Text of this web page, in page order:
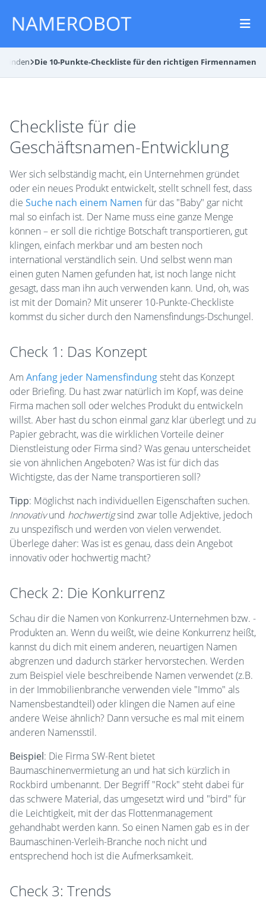
finden Die 10-Punkte-Checkliste für den richtigen Firmennamen
Checkliste für die
Geschäftsnamen-Entwicklung
Wer sich selbständig macht, ein Unternehmen gründet
oder ein neues Produkt entwickelt, stellt schnell fest, dass
die Suche nach einem Namen für das "Baby" gar nicht
mal so einfach ist. Der Name muss eine ganze Menge
können – er soll die richtige Botschaft transportieren, gut
klingen, einfach merkbar und am besten noch
international verständlich sein. Und selbst wenn man
einen guten Namen gefunden hat, ist noch lange nicht
gesagt, dass man ihn auch verwenden kann. Und, oh, was
ist mit der Domain? Mit unserer 10-Punkte-Checkliste
kommst du sicher durch den Namensfindungs-Dschungel.
Check 1: Das Konzept
Am Anfang jeder Namensfindungsteht das Konzept
oder Briefing. Du hast zwar natürlich im Kopf, was deine
Firma machen soll oder welches Produkt du entwickeln
willst. Aber hast du schon einmal ganz klar überlegt und zu
Papier gebracht, was die wirklichen Vorteile deiner
Dienstleistung oder Firma sind? Was genau unterscheidet
sie von ähnlichen Angeboten? Was ist für dich das
Wichtigste, das der Name transportieren soll?
Tipp: Möglichst nach individuellen Eigenschaften suchen.
Innovativund hochwertigsind zwar tolle Adjektive, jedoch
zu unspezifisch und werden von vielen verwendet.
Überlege daher: Was ist es genau, dass dein Angebot
innovativ oder hochwertig macht?
Check 2: Die Konkurrenz
Schau dir die Namen von Konkurrenz-Unternehmen bzw. -
Produkten an. Wenn du weißt, wie deine Konkurrenz heißt,
kannst du dich mit einem anderen, neuartigen Namen
abgrenzen und dadurch stärker hervorstechen. Werden
zum Beispiel viele beschreibende Namen verwendet (z.B.
in der Immobilienbranche verwenden viele "Immo" als
Namensbestandteil) oder klingen die Namen auf eine
andere Weise ähnlich? Dann versuche es mal mit einem
anderen Namensstil.
Beispiel: Die Firma SW-Rent bietet
Baumaschinenvermietung an und hat sich kürzlich in
Rockbird umbenannt. Der Begriff "Rock" steht dabei für
das schwere Material, das umgesetzt wird und "bird" für
die Leichtigkeit, mit der das Flottenmanagement
gehandhabt werden kann. So einen Namen gab es in der
Baumaschinen-Verleih-Branche noch nicht und
entsprechend hoch ist die Aufmerksamkeit.
Check 3: Trends